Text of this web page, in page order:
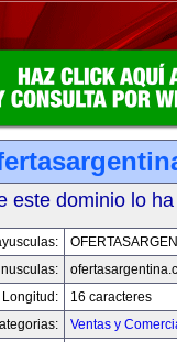
este dominio lo
Longitud:
16 caracteres
Ventas y